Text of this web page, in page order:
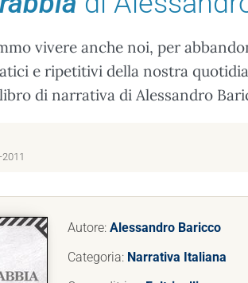
vivere anche noi, per
e ripetitivi della nostra
di narrativa di Alessandro
Autore: Alessandro Baricco
Categoria: Narrativa Italiana